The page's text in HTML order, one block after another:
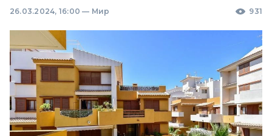
26.03.2024, 16:00 — Мир 931